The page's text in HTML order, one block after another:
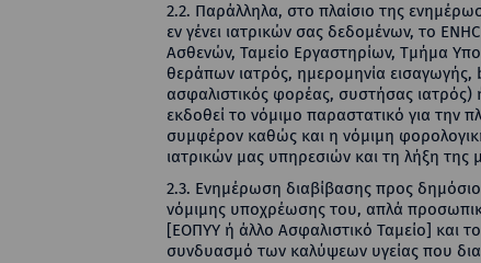
2.2. Παράλληλα, στο πλαίσιο της
εν γένει ιατρικών σας δεδομένων, το
Ασθενών, Ταμείο Εργαστηρίων, Τμήμα
θεράπων ιατρός, ημερομηνία
ασφαλιστικός φορέας, συστήσας ιατρός)
εκδοθεί το νόμιμο παραστατικό για την
συμφέρον καθώς και η νόμιμη
ιατρικών μας υπηρεσιών και τη λήξη της
2.3. Ενημέρωση διαβίβασης προς
νόμιμης υποχρέωσης του, απλά
[ΕΟΠΥΥ ή άλλο Ασφαλιστικό Ταμείο] και
συνδυασμό των καλύψεων υγείας που